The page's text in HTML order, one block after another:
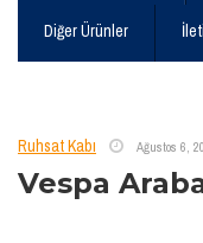
Diğer Ürünler
Ruhsat Kabı Ağustos 6,
Vespa